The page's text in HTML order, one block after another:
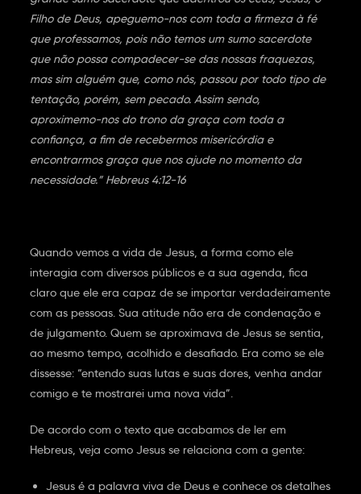
Filho de Deus, apeguemo-nos com toda a firmeza à fé
que professamos, pois não temos um sumo sacerdote
que não possa compadecer-se das nossas fraquezas,
mas sim alguém que, como nós, passou por todo tipo de
tentação, porém, sem pecado. Assim sendo,
aproximemo-nos do trono da graça com toda a
confiança, a fim de recebermos misericórdia e
encontrarmos graça que nos ajude no momento da
necessidade.” Hebreus 4:12-16
Quando vemos a vida de Jesus, a forma como ele
interagia com diversos públicos e a sua agenda, fica
claro que ele era capaz de se importar verdadeiramente
com as pessoas. Sua atitude não era de condenação e
de julgamento. Quem se aproximava de Jesus se sentia,
ao mesmo tempo, acolhido e desafiado. Era como se ele
dissesse: “entendo suas lutas e suas dores, venha andar
comigo e te mostrarei uma nova vida”.
De acordo com o texto que acabamos de ler em
Hebreus, veja como Jesus se relaciona com a gente:
Jesus é a palavra viva de Deus e conhece os detalhes